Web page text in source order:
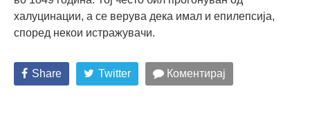
халуцинации, а се верува дека имал и епилепсија,
според некои истражувачи.
Share Twitter Коментирај